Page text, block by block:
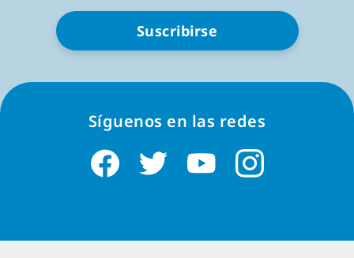
Síguenos en las redes